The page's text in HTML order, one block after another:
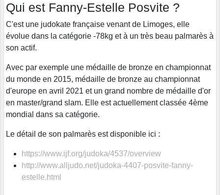
Qui est Fanny-Estelle Posvite ?
C'est une judokate française venant de Limoges, elle
évolue dans la catégorie -78kg et à un très beau palmarès à
son actif.
Avec par exemple une médaille de bronze en championnat
du monde en 2015, médaille de bronze au championnat
d'europe en avril 2021 et un grand nombre de médaille d'or
en master/grand slam. Elle est actuellement classée 4ème
mondial dans sa catégorie.
Le détail de son palmarès est disponible ici :
https://www.ijf.org/judoka/4537/overview
http://www.alljudo.net/judoka-4407-posvite-fanny-
estelle.html